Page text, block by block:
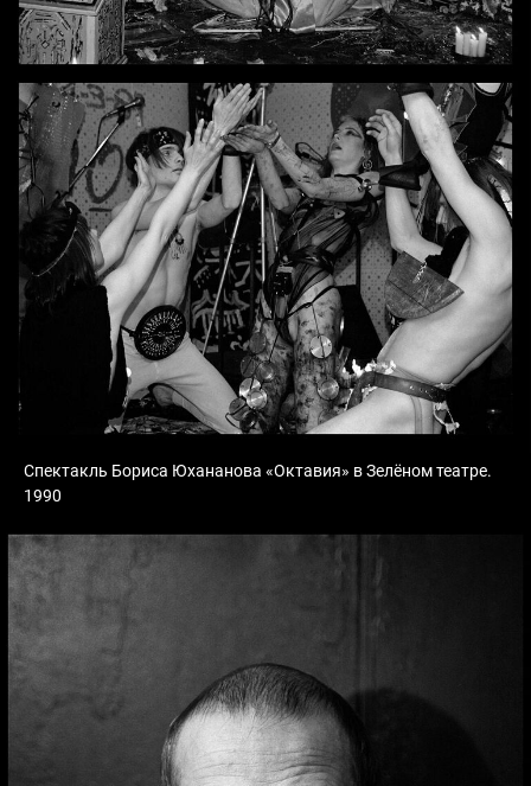
Спектакль Бориса Юхананова «Октавия» в Зелёном театре.
1990